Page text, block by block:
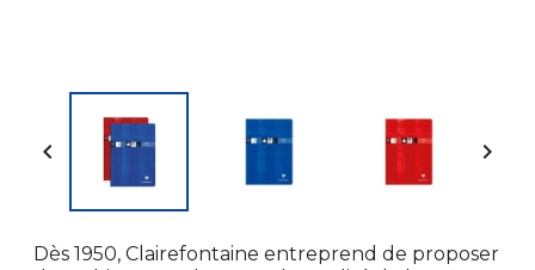
 
Dès 1950, Clairefontaine entreprend de proposer